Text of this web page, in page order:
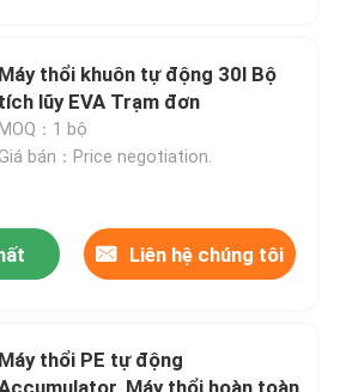
Máy thổi khuôn tự động 30l Bộ
tích lũy EVA Trạm đơn
MOQ：1 bộ
bán：Price negotiation.
Liên hệ chúng tôi
Máy thổi PE tự động